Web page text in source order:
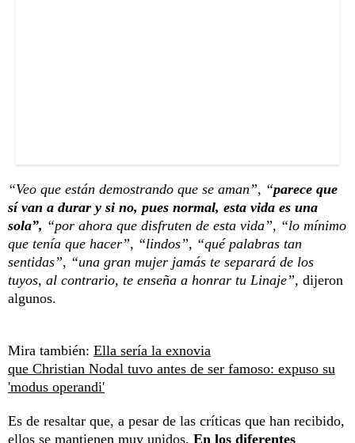
“Veo que están demostrando que se aman”, “parece que
sí van a durar y si no, pues normal, esta vida es una
sola”, “por ahora que disfruten de esta vida”, “lo mínimo
que tenía que hacer”, “lindos”, “qué palabras tan
sentidas”, “una gran mujer jamás te separará de los
tuyos, al contrario, te enseña a honrar tu Linaje”, dijeron
algunos.
Mira también: Ella sería la exnovia
que Christian Nodal tuvo antes de ser famoso: expuso su
'modus operandi'
Es de resaltar que, a pesar de las críticas que han recibido,
ellos se mantienen muy unidos. En los diferentes